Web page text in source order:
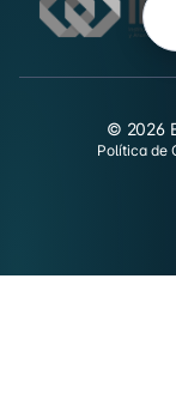
© 2026
Política de